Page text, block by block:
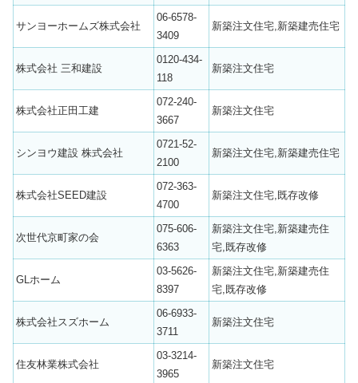
サンヨーホームズ株式会社
06-6578-
3409
新築注文住宅,新築建売住宅
株式会社 三和建設
0120-434-
118
新築注文住宅
株式会社正田工建
072-240-
3667
新築注文住宅
シンヨウ建設 株式会社
0721-52-
2100
新築注文住宅,新築建売住宅
株式会社SEED建設
072-363-
4700
新築注文住宅,既存改修
次世代京町家の会
075-606-
6363
新築注文住宅,新築建売住
宅,既存改修
GLホーム
03-5626-
8397
新築注文住宅,新築建売住
宅,既存改修
株式会社スズホーム
06-6933-
3711
新築注文住宅
住友林業株式会社
03-3214-
3965
新築注文住宅